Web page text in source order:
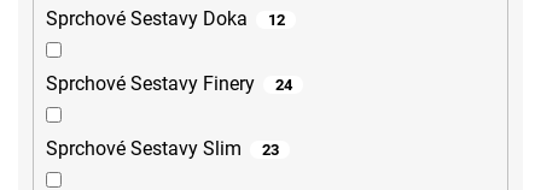
Sprchové Sestavy Doka 12
Sprchové Sestavy Finery 24
Sprchové Sestavy Slim 23